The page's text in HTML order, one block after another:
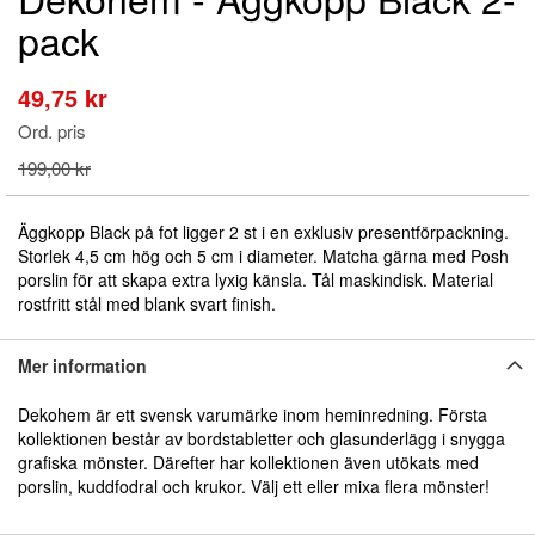
pack
Special
Price
49,75 kr
Ord. pris
199,00 kr
Äggkopp Black på fot ligger 2 st i en exklusiv presentförpackning.
Storlek 4,5 cm hög och 5 cm i diameter. Matcha gärna med Posh
porslin för att skapa extra lyxig känsla. Tål maskindisk. Material
rostfritt stål med blank svart finish.
till
början
av
bildgalleriet
Mer information
Dekohem är ett svensk varumärke inom heminredning. Första
kollektionen består av bordstabletter och glasunderlägg i snygga
grafiska mönster. Därefter har kollektionen även utökats med
porslin, kuddfodral och krukor. Välj ett eller mixa flera mönster!